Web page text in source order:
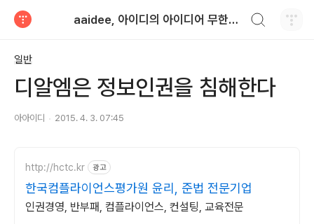
aaidee, 아이디의 아이디어 무한도전
일반
디알엠은 정보인권을 침해한다
아아이디 2015. 4. 3. 07:45
http://hctc.kr 광고
한국컴플라이언스평가원 윤리, 준법 전문기업
인권경영, 반부패, 컴플라이언스, 컨설팅, 교육전문